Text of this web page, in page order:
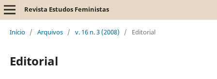
Revista Estudos Feministas
Início / Arquivos / v. 16 n. 3 (2008) / Editorial
Editorial